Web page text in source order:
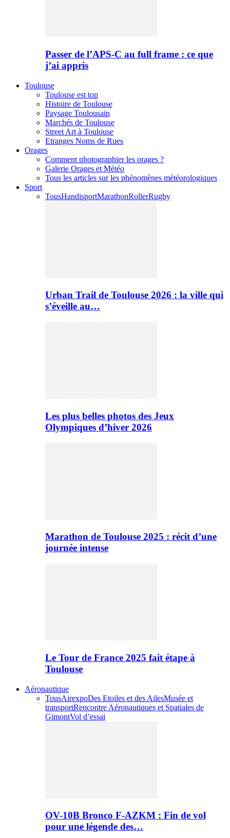
Passer de l’APS-C au full frame : ce que
j’ai appris
Toulouse
Toulouse est top
Histoire de Toulouse
Paysage Toulousain
Marchés de Toulouse
Street Art à Toulouse
Etranges Noms de Rues
Orages
Comment photographier les orages ?
Galerie Orages et Météo
Tous les articles sur les phénomènes météorologiques
Sport
TousHandisportMarathonRollerRugby
Urban Trail de Toulouse 2026 : la ville qui
s’éveille au…
Les plus belles photos des Jeux
Olympiques d’hiver 2026
Marathon de Toulouse 2025 : récit d’une
journée intense
Le Tour de France 2025 fait étape à
Toulouse
Aéronautique
TousAirexpoDes Etoiles et des AilesMusée et
transportRencontre Aéronautiques et Spatiales de
GimontVol d’essai
OV-10B Bronco F-AZKM : Fin de vol
pour une légende des…